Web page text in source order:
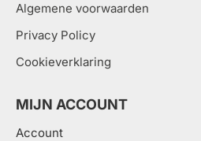
Algemene voorwaarden
Privacy Policy
Cookieverklaring
MIJN ACCOUNT
Account